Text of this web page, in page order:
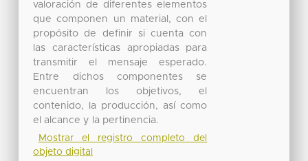
valoración de diferentes elementos
que componen un material, con el
propósito de definir si cuenta con
las características apropiadas para
transmitir el mensaje esperado.
Entre dichos componentes se
encuentran los objetivos, el
contenido, la producción, así como
el alcance y la pertinencia.
Mostrar el registro completo del
objeto digital